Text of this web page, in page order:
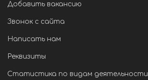
Добавить вакансию
Звонок с сайта
Написать нам
Реквизиты
Статистика по видам деятельности